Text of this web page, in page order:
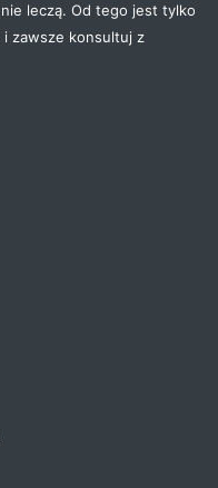
leczą. Od tego jest tylko
i zawsze konsultuj z